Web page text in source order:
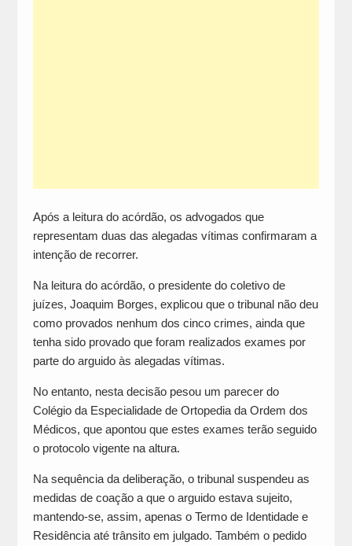
Após a leitura do acórdão, os advogados que
representam duas das alegadas vítimas confirmaram a
intenção de recorrer.
Na leitura do acórdão, o presidente do coletivo de
juízes, Joaquim Borges, explicou que o tribunal não deu
como provados nenhum dos cinco crimes, ainda que
tenha sido provado que foram realizados exames por
parte do arguido às alegadas vítimas.
No entanto, nesta decisão pesou um parecer do
Colégio da Especialidade de Ortopedia da Ordem dos
Médicos, que apontou que estes exames terão seguido
o protocolo vigente na altura.
Na sequência da deliberação, o tribunal suspendeu as
medidas de coação a que o arguido estava sujeito,
mantendo-se, assim, apenas o Termo de Identidade e
Residência até trânsito em julgado. Também o pedido